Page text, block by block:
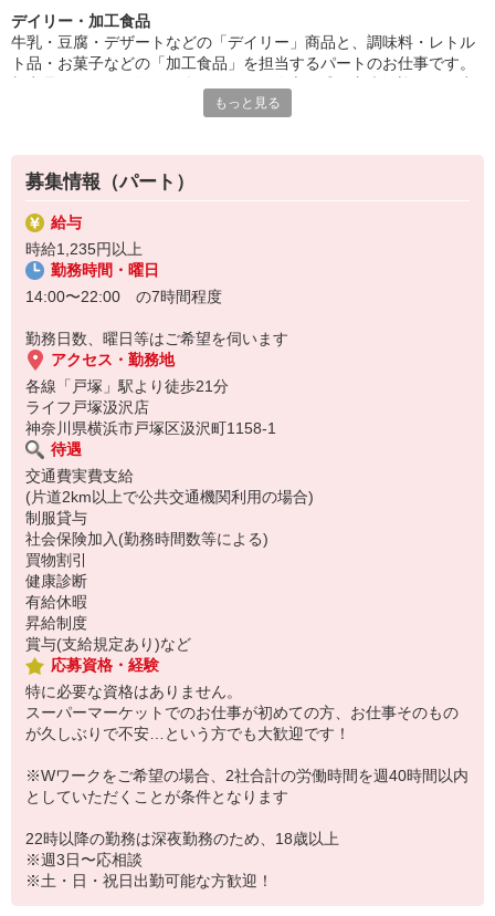
れしい特典を受けられます！昇給アップやキャリアアップを目指
せるほか、社員への道もあり。多くのパートスタッフさんに支え
られているライフだからこそ、皆さんが働きがいと働きやすさを
実感できる環境づくりに、これからも取り組んでいきます。
デイリー・加工食品
牛乳・豆腐・デザートなどの「デイリー」商品と、調味料・レトル
ト品・お菓子などの「加工食品」を担当するパートのお仕事です。
品の発注・在庫管理・陳列のほか、アイデアを活かした売場づくり
もっと見る
募集情報（パート）
給与
時給1,235円以上
勤務時間・曜日
14:00〜22:00 の7時間程度
勤務日数、曜日等はご希望を伺います
アクセス・勤務地
各線「戸塚」駅より徒歩21分
ライフ戸塚汲沢店
神奈川県横浜市戸塚区汲沢町1158-1
待遇
交通費実費支給
(片道2km以上で公共交通機関利用の場合)
制服貸与
社会保険加入(勤務時間数等による)
買物割引
健康診断
有給休暇
昇給制度
賞与(支給規定あり)など
応募資格・経験
特に必要な資格はありません。
スーパーマーケットでのお仕事が初めての方、お仕事そのもの
が久しぶりで不安…という方でも大歓迎です！
※Wワークをご希望の場合、2社合計の労働時間を週40時間以内
としていただくことが条件となります
22時以降の勤務は深夜勤務のため、18歳以上
※週3日〜応相談
※土・日・祝日出勤可能な方歓迎！